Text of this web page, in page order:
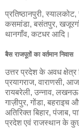
प्रतिष्ठानपुरी,
कसमांडा, बसंतपुर,
थानगाँव, कटधर आदि।
बैस राजपूतों का वर्तमान निवास
उत्तर प्रदेश के अवध क्षेत्र
प्रयागराज, वाराणसी,
रायबरेली, उन्नाव, लखनऊ,
गाज़ीपुर, गोंडा, बहराइच
अतिरिक्त बिहार, पंजाब,
प्रदेश एवं राजस्थान के कुछ